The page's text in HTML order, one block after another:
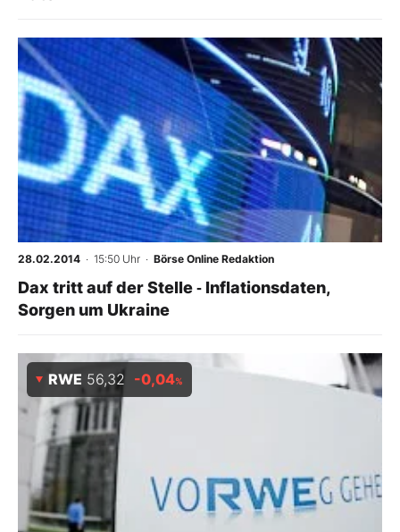
28.02.2014 · 15:50 Uhr · Börse Online Redaktion
Dax tritt auf der Stelle ‑ Inflationsdaten,
Sorgen um Ukraine
RWE 56,32 -0,04%